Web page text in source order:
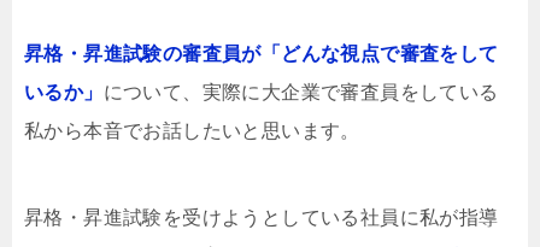
昇格・昇進試験の審査員が「どんな視点で審査をして
いるか」 について、実際に大企業で審査員をしている
私から本音でお話したいと思います。
昇格・昇進試験を受けようとしている社員に私が指導